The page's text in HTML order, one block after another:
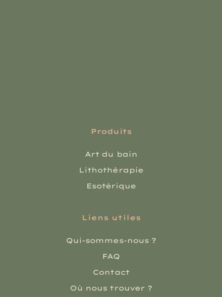
Produits
Art du bain
Lithothérapie
Esotérique
Liens utiles
Qui-sommes-nous ?
FAQ
Contact
Où nous trouver ?